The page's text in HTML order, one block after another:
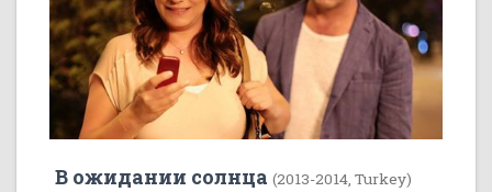
В ожидании солнца (2013-2014, Turkey)